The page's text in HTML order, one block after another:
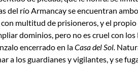
del río Armancay se encuentran
multitud de prisioneros, y el
dominios, pero no es cruel con los
encerrado en laCasa del Sol.
a los guardianes y vigilantes, y se